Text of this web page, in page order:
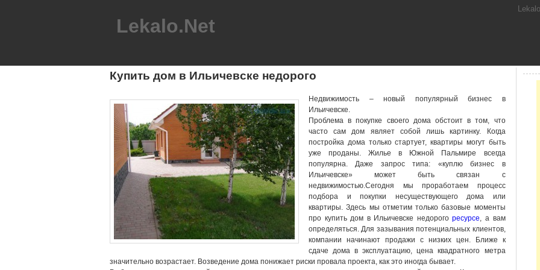
Lekalo.Net
Купить дом в Ильичевске недорого
Недвижимость – новый популярный бизнес в
Ильичевске.
Проблема в покупке своего дома обстоит в том, что
часто сам дом являет собой лишь картинку. Когда
постройка дома только стартует, квартиры могут быть
уже проданы. Жилье в Южной Пальмире всегда
популярна. Даже запрос типа: «куплю бизнес в
Ильичевске» может быть связан с
недвижимостью.Сегодня мы проработаем процесс
подбора и покупки несуществующего дома или
квартиры. Здесь мы отметим только базовые моменты
про купить дом в Ильичевске недорогоресурсе, а вам
определяться. Для зазывания потенциальных клиентов,
компании начинают продажи с низких цен. Ближе к
сдаче дома в эксплуатацию, цена квадратного метра
значительно возрастает. Возведение дома понижает риски провала проекта, как это иногда бывает.